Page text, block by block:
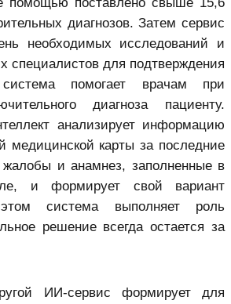
диагнозов. Затем сервис
необходимых исследований и
специалистов для подтверждения
помогает врачам при
диагноза пациенту.
анализирует информацию
медицинской карты за последние
и анамнез, заполненные в
и формирует свой вариант
система выполняет роль
решение всегда остается за
ИИ-сервис формирует для